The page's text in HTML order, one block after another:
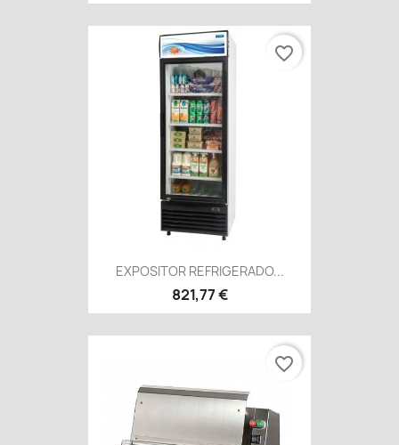
EXPOSITOR REFRIGERADO...
821,77 €
favorite_border
favorite_border